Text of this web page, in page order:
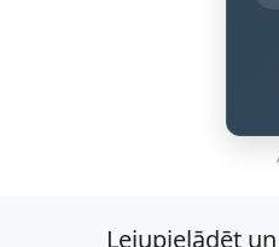
Lejupielādēt